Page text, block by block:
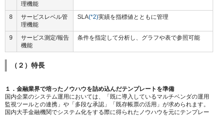
理機能
8
サービスレベル管
理機能
SLA(*2)実績を指標値とともに管理
9
サービス測定/報告
機能
条件を指定して分析し、グラフや表で参照可能
（２）特長
１．金融業界で培ったノウハウを詰め込んだテンプレートを準備
国内企業のシステム運用においては、「既に導入しているマルチベンダの運用
監視ツールとの連携」や「多段な承認」「既存帳票の活用」が求められます。
国内大手金融機関でシステム化をする際に得られたノウハウを元にテンプレー